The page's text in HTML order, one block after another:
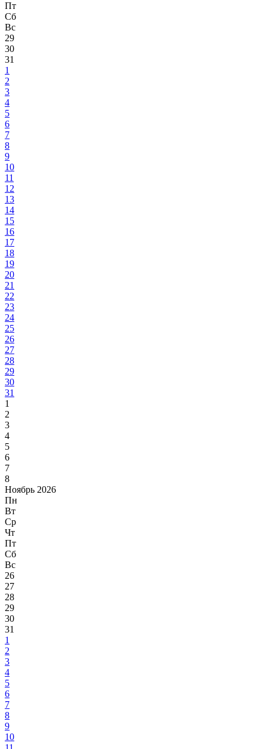
Пт
Сб
Вс
29
30
31
1
2
3
4
5
6
7
8
9
10
11
12
13
14
15
16
17
18
19
20
21
22
23
24
25
26
27
28
29
30
31
1
2
3
4
5
6
7
8
Ноябрь 2026
Пн
Вт
Ср
Чт
Пт
Сб
Вс
26
27
28
29
30
31
1
2
3
4
5
6
7
8
9
10